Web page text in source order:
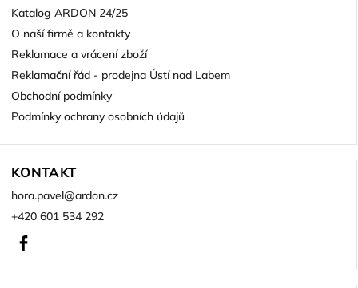
Katalog ARDON 24/25
O naší firmě a kontakty
Reklamace a vrácení zboží
Reklamační řád - prodejna Ústí nad Labem
Obchodní podmínky
Podmínky ochrany osobních údajů
KONTAKT
hora.pavel@ardon.cz
+420 601 534 292